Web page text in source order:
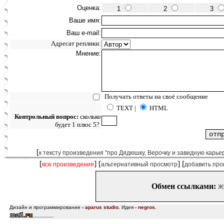
Оценка: 1 2
3
Ваше имя:
Ваш e-mail:
Адресат реплики:
Мнение:
Получать ответы на своё сообщение
TEXT |
HTML
Контрольный вопрос: сколько
будет 1 плюс 5?
[к тексту произведения "про Дядюшку, Верочку и завидную
[все произведения] [альтернативный просмотр] [добавить
Обмен ссылками:
Дизайн и программирование - aparus studio Идея - negros